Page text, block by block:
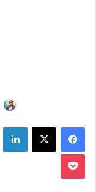
فيسبوك